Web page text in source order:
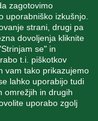
zagotovimo
uporabniško izkušnjo.
strani, drugi pa
dovoljenja kliknite
se" in
t.i. piškotkov
vam tako prikazujemo
lahko uporabijo tudi
omrežjih in drugih
uporabo zgolj